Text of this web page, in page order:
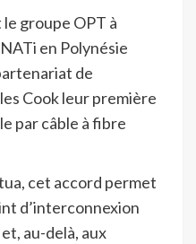
groupe OPT à
en Polynésie
de
Cook leur première
par câble à fibre
cet accord permet
d’interconnexion
au-delà, aux